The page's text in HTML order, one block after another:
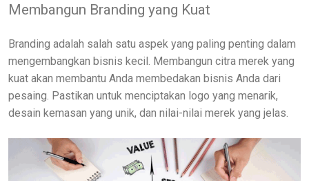
Membangun Branding yang Kuat
Branding adalah salah satu aspek yang paling penting dalam
mengembangkan bisnis kecil. Membangun citra merek yang
kuat akan membantu Anda membedakan bisnis Anda dari
pesaing. Pastikan untuk menciptakan logo yang menarik,
desain kemasan yang unik, dan nilai-nilai merek yang jelas.